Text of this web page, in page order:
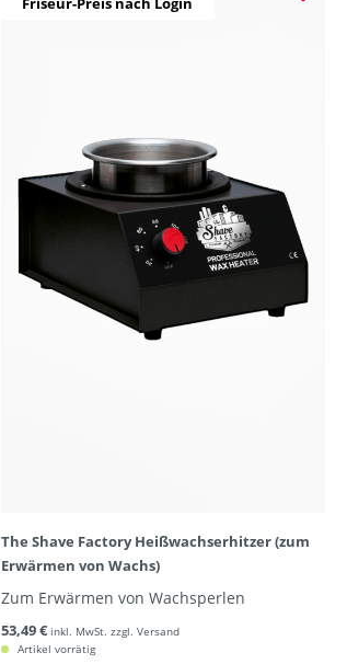
The Shave Factory Heißwachserhitzer (zum
Erwärmen von Wachs)
Zum Erwärmen von Wachsperlen
53,49 € inkl. MwSt. zzgl. Versand
Artikel vorrätig